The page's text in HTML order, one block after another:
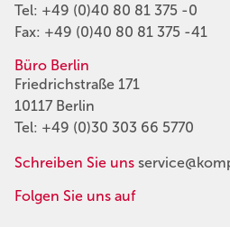
Tel: +49 (0)40 80 81 375 -0
Fax: +49 (0)40 80 81 375 -41
Büro Berlin
Friedrichstraße 171
10117 Berlin
Tel: +49 (0)30 303 66 5770
Schreiben Sie uns
Folgen Sie uns auf